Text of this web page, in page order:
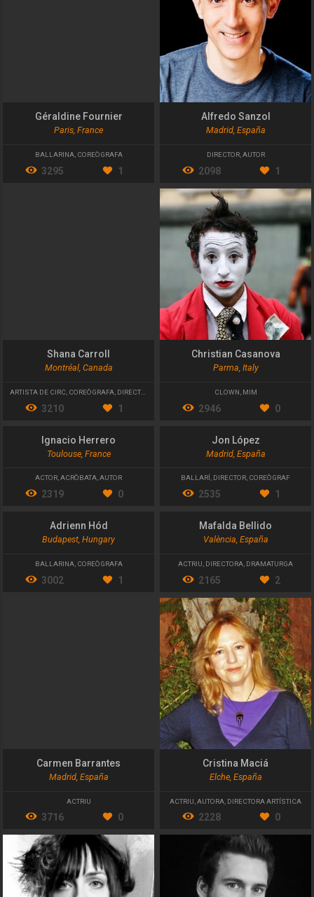
Géraldine Fournier
Paris, France
BALLARINA, COREÒGRAFA
3295 1
Alfredo Sanzol
Madrid, España
DIRECTOR,AUTOR
2098 1
Shana Carroll
Montréal, Canada
ARTISTA DE CIRC COREÒGRAFA DIRECTORA ARTÍSTICA
3210 1
Christian Casanova
Parma, Italy
CLOWN MIM
2946 0
Ignacio Herrero
Toulouse, France
ACTOR,ACRÒBATA,AUTOR
2319 0
Jon López
Madrid, España
BALLARÍ , DIRECTOR, COREÒGRAF
2535 1
Adrienn Hód
Budapest, Hungary
BALLARINA, COREÒGRAFA
3002 1
Mafalda Bellido
València, España
ACTRIU DIRECTORA DRAMATURGA
2165 2
Carmen Barrantes
Madrid, España
ACTRIU
3716 0
Cristina Maciá
Elche, España
ACTRIU AUTORA DIRECTORA ARTÍSTICA
2228 0